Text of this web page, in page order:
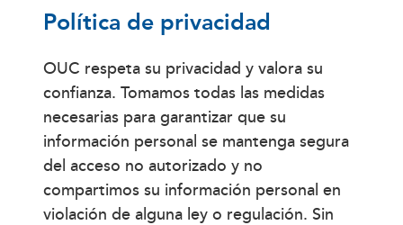
Política de privacidad
OUC respeta su privacidad y valora su
confianza. Tomamos todas las medidas
necesarias para garantizar que su
información personal se mantenga segura
del acceso no autorizado y no
compartimos su información personal en
violación de alguna ley o regulación. Sin